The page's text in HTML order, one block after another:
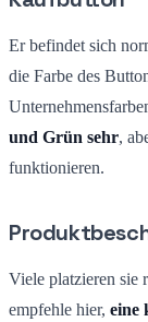
Er befindet sich
die Farbe des
und Grün sehr,
funktionieren.
Viele platzieren sie
empfehle hier, eine